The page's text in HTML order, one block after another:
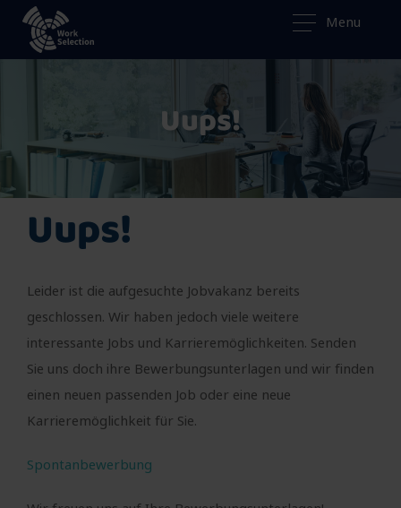
Menu
Uups!
Uups!
Leider ist die aufgesuchte Jobvakanz bereits
geschlossen. Wir haben jedoch viele weitere
interessante Jobs und Karrieremöglichkeiten. Senden
Sie uns doch ihre Bewerbungsunterlagen und wir finden
einen neuen passenden Job oder eine neue
Karrieremöglichkeit für Sie.
Spontanbewerbung